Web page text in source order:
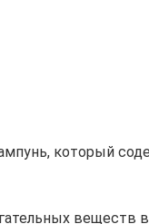
который
веществ